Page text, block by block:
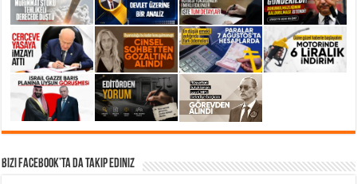
Bizi Facebook’ta da takip Ediniz